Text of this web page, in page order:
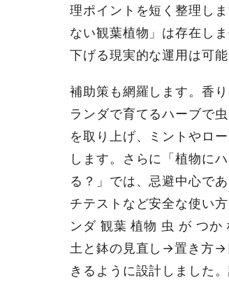
理ポイントを短く整理し
ない観葉植物」は存在し
下げる現実的な運用は可能
補助策も網羅します。香
ランダで育てるハーブで
を取り上げ、ミントやロ
します。さらに「植物に
る？」では、忌避中心で
チテストなど安全な使い
ンダ 観葉 植物 虫 が つ
土と鉢の見直し→置き方→
きるように設計しました